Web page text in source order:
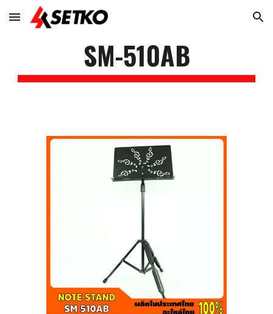
Skip to main content Skip to navigation
SM-510AB